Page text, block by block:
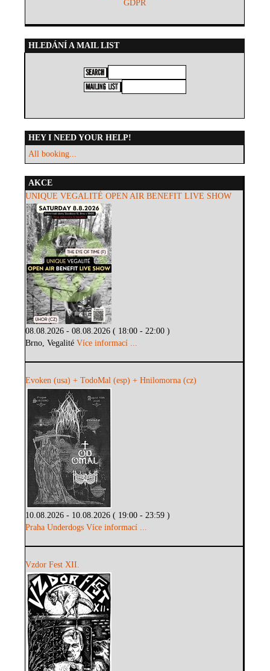
GDPR
HLEDÁNÍ A MAIL LIST
HEY I NEED YOUR HELP!
All booking...
AKCE
UNIQUE VEGALITÉ OPEN AIR BENEFIT LIVE SHOW
08.08.2026 - 08.08.2026 ( 18:00 - 22:00 )
Brno, VegalitéVíce informací ...
Evoken (usa) + TodoMal (esp) + Hnilomorna (cz)
10.08.2026 - 10.08.2026 ( 19:00 - 23:59 )
Praha Underdogs Více informací ...
Vzdor Fest XII.